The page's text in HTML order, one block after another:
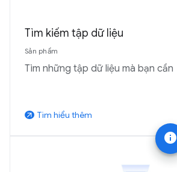
info
Tìm kiếm tập dữ liệu
Sản phẩm
Tìm những tập dữ liệu mà bạn cần
arrow_outward Tìm hiểu thêm